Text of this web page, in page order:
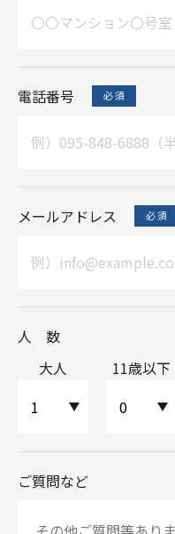
電話番号
メールアドレス
人 数
大人
11歳以下
ご質問など